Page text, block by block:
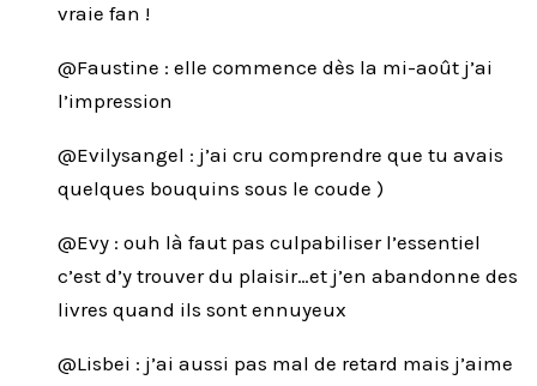
vraie fan !
@Faustine : elle commence dès la mi-août j’ai
l’impression
@Evilysangel : j’ai cru comprendre que tu avais
quelques bouquins sous le coude )
@Evy : ouh là faut pas culpabiliser l’essentiel
c’est d’y trouver du plaisir…et j’en abandonne des
livres quand ils sont ennuyeux
@Lisbei : j’ai aussi pas mal de retard mais j’aime